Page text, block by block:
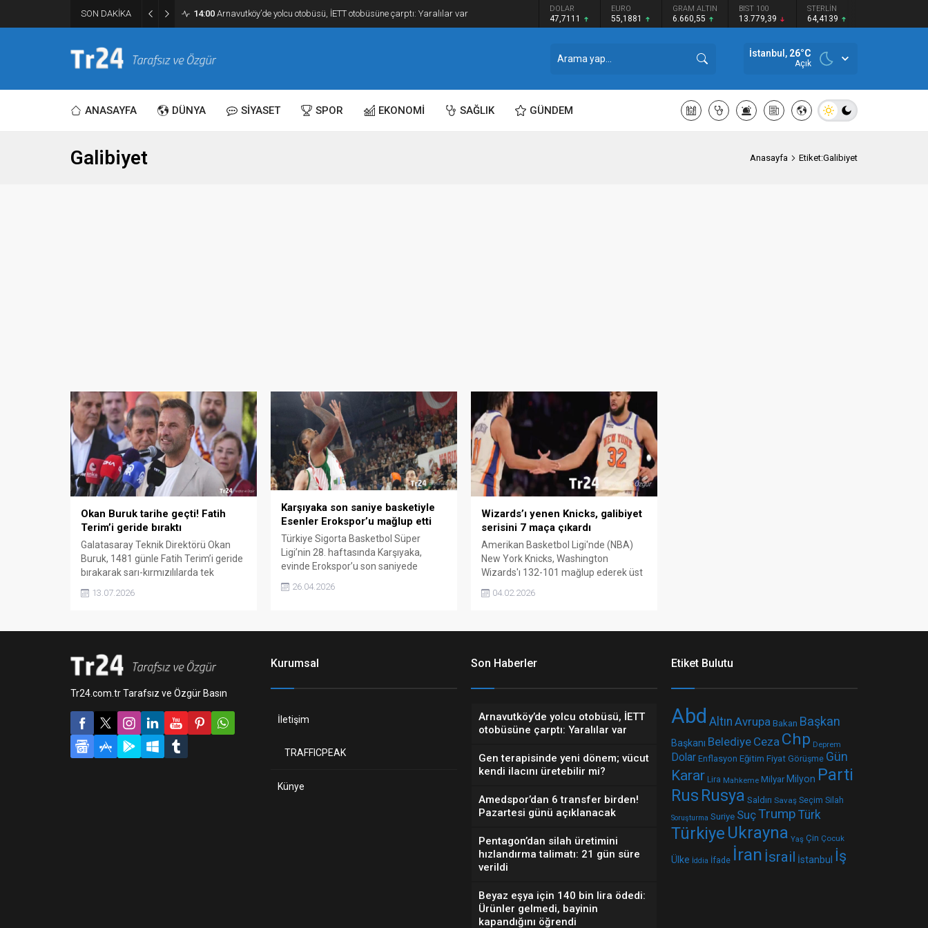
SON DAKİKA 14:00 Arnavutköy’de yolcu otobüsü, İETT otobüsüne çarptı: Yaralılar var DOLAR
47,7111
EURO
55,1881
GRAM ALTIN
6.660,55
BIST 100
13.779,39
STERLİN
64,4139
İstanbul, 26°C
Açık
ANASAYFA DÜNYA SİYASET SPOR EKONOMİ SAĞLIK GÜNDEM
Galibiyet Anasayfa Etiket:Galibiyet
Okan Buruk tarihe geçti! Fatih
Terim’i geride bıraktı
Galatasaray Teknik Direktörü Okan
Buruk, 1481 günle Fatih Terim’i geride
bırakarak sarı-kırmızılılarda tek
teknik adam oldu.
13.07.2026
Karşıyaka son saniye basketiyle
Esenler Erokspor’u mağlup etti
Türkiye Sigorta Basketbol Süper
Ligi’nin 28. haftasında Karşıyaka,
evinde Erokspor’u son saniyede
26.04.2026
Wizards’ı yenen Knicks, galibiyet
serisini 7 maça çıkardı
Amerikan Basketbol Ligi'nde (NBA)
New York Knicks, Washington
Wizards'ı 132-101 mağlup ederek üst
04.02.2026
Tr24.com.tr Tarafsız ve Özgür Basın
Kurumsal
İletişim
TRAFFICPEAK
Künye
Son Haberler
Arnavutköy’de yolcu otobüsü, İETT
otobüsüne çarptı: Yaralılar var
Gen terapisinde yeni dönem; vücut
kendi ilacını üretebilir mi?
Amedspor’dan 6 transfer birden!
Pazartesi günü açıklanacak
Pentagon’dan silah üretimini
hızlandırma talimatı: 21 gün süre
verildi
Beyaz eşya için 140 bin lira ödedi:
Ürünler gelmedi, bayinin
kapandığını öğrendi
Etiket Bulutu
Abd Altın Avrupa Bakan Başkan
Başkanı Belediye Ceza Chp Deprem
Dolar Enflasyon Eğitim Fiyat Görüşme Gün
Karar Lira Mahkeme Milyar Milyon Parti
Rus Rusya Saldırı Savaş Seçim Silah
Soruşturma Suriye SuçTrump Türk
Türkiye Ukrayna Yaş Çin Çocuk
Ülke İddia İfade İran İsrail İstanbul İş